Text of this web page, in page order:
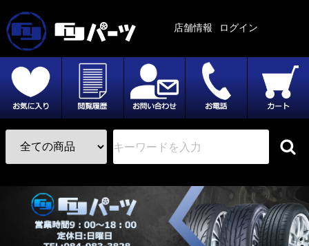
店舗情報 ログイン